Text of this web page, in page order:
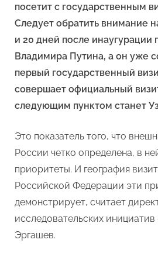
посетит с государственным
Следует обратить внимание
и 20 дней после инаугурации
Владимира Путина, а он уже
первый государственный
совершает официальный
следующим пунктом станет
Это показатель того, что
России четко определена, в
приоритеты. И география
Российской Федерации эти
демонстрирует, считает
исследовательских инициатив
Эргашев.